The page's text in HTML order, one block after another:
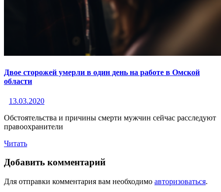
Двое сторожей умерли в один день на работе в Омской
области
13.03.2020
Обстоятельства и причины смерти мужчин сейчас расследуют
правоохранители
Читать
Добавить комментарий
Для отправки комментария вам необходимо авторизоваться.